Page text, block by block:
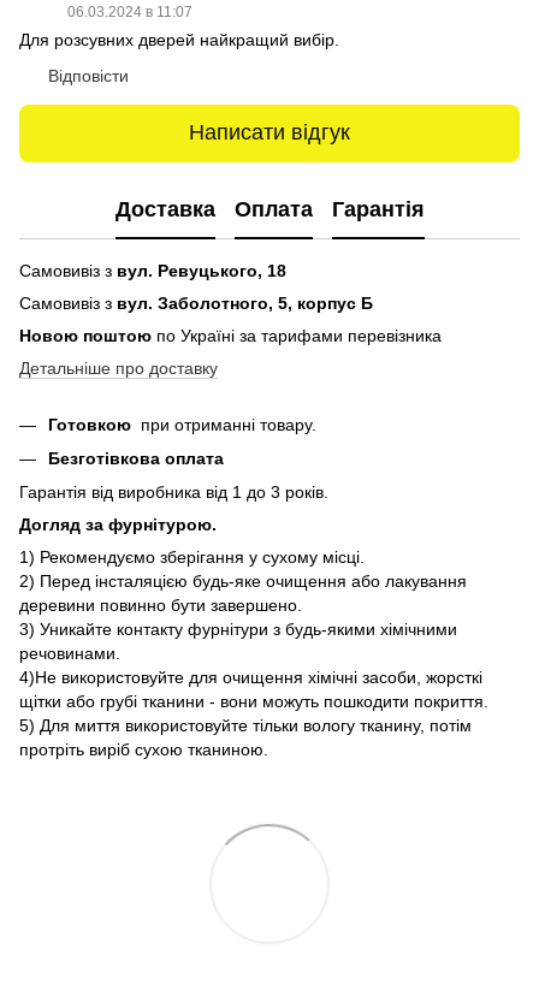
06.03.2024 в 11:07
Для розсувних дверей найкращий вибір.
Відповісти
Написати відгук
Доставка Оплата Гарантія
Самовивіз з вул. Ревуцького, 18
Самовивіз з вул. Заболотного, 5, корпус Б
Новою поштою по Україні за тарифами перевізника
Детальніше про доставку
Готовкою при отриманні товару.
Безготівкова оплата
Гарантія від виробника від 1 до 3 років.
Догляд за фурнітурою.
1) Рекомендуємо зберігання у сухому місці.
2) Перед інсталяцією будь-яке очищення або лакування
деревини повинно бути завершено.
3) Уникайте контакту фурнітури з будь-якими хімічними
речовинами.
4)Не використовуйте для очищення хімічні засоби, жорсткі
щітки або грубі тканини - вони можуть пошкодити покриття.
5) Для миття використовуйте тільки вологу тканину, потім
протріть виріб сухою тканиною.